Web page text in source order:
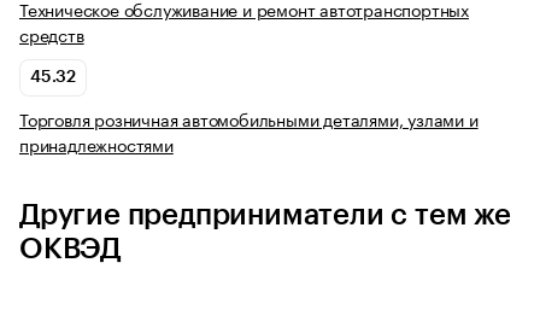
Техническое обслуживание и ремонт автотранспортных
средств
45.32
Торговля розничная автомобильными деталями, узлами и
принадлежностями
Другие предприниматели с тем же
ОКВЭД